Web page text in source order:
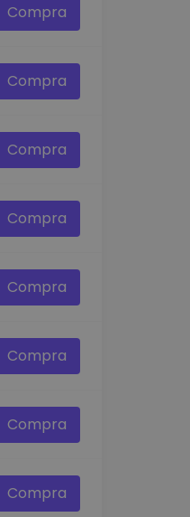
Compra
Compra
Compra
Compra
Compra
Compra
Compra
Compra